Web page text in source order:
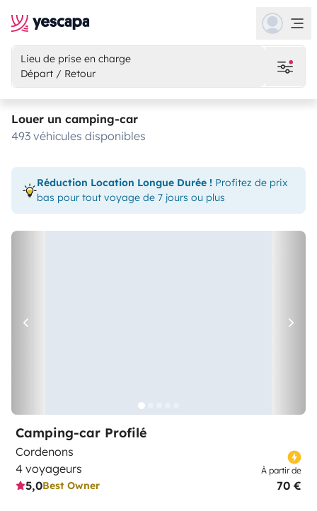
Lieu de prise en charge
Départ / Retour
Louer un camping-car
493 véhicules disponibles
Réduction Location Longue Durée ! Profitez de prix
bas pour tout voyage de 7 jours ou plus
Camping-car Profilé
Cordenons
4 voyageurs
5,0Best Owner
À partir de
70 €